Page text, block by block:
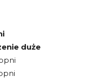
duże